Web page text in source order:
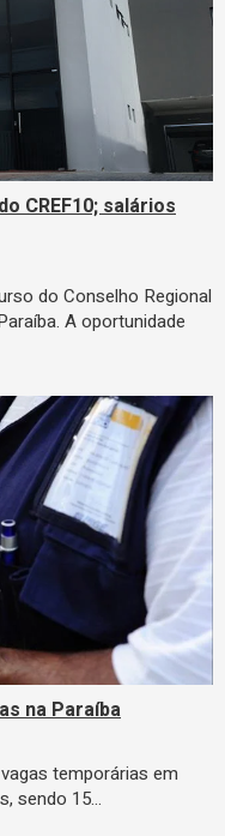
CREF10; salários
do Conselho Regional
A oportunidade
na Paraíba
temporárias em
sendo 15…